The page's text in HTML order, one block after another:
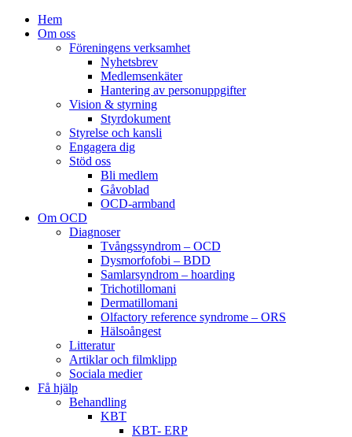
Hem
Om oss
Föreningens verksamhet
Nyhetsbrev
Medlemsenkäter
Hantering av personuppgifter
Vision & styrning
Styrdokument
Styrelse och kansli
Engagera dig
Stöd oss
Bli medlem
Gåvoblad
OCD-armband
Om OCD
Diagnoser
Tvångssyndrom – OCD
Dysmorfofobi – BDD
Samlarsyndrom – hoarding
Trichotillomani
Dermatillomani
Olfactory reference syndrome – ORS
Hälsoångest
Litteratur
Artiklar och filmklipp
Sociala medier
Få hjälp
Behandling
KBT
KBT- ERP